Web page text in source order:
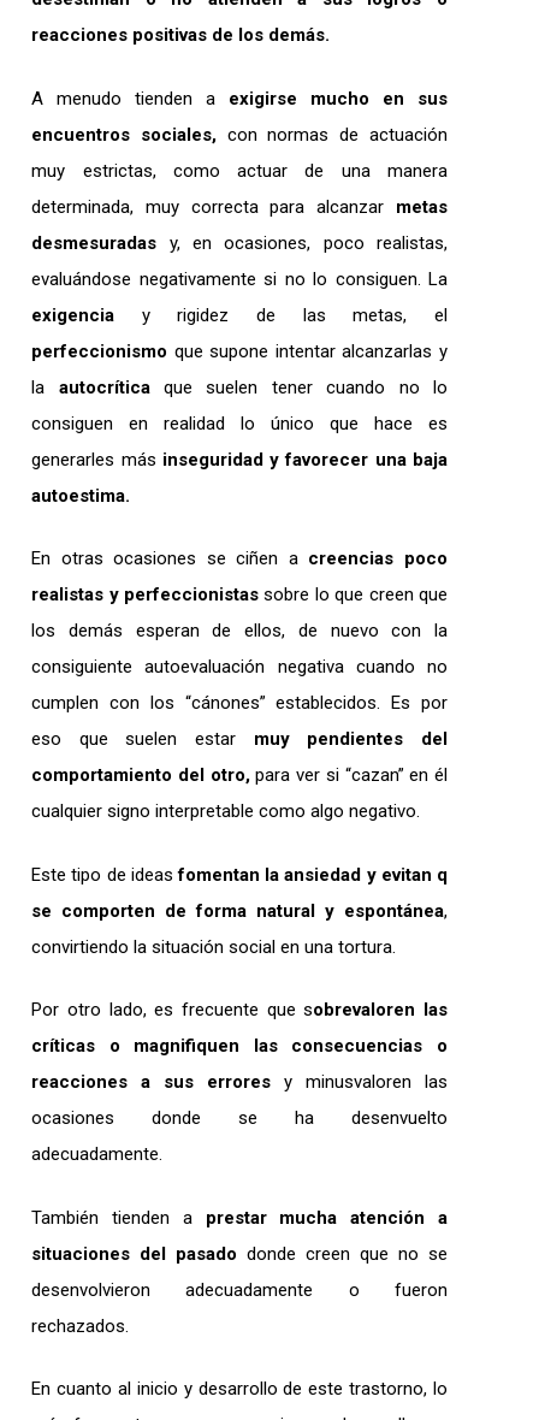
reacciones positivas de los demás.
A menudo tienden a exigirse mucho en sus
encuentros sociales,con normas de actuación
muy estrictas, como actuar de una manera
determinada, muy correcta para alcanzar metas
desmesuradas y, en ocasiones, poco realistas,
evaluándose negativamente si no lo consiguen. La
exigencia y rigidez de las metas, el
perfeccionismo que supone intentar alcanzarlas y
la autocríticaque suelen tener cuando no lo
consiguen en realidad lo único que hace es
generarles más inseguridad y favorecer una baja
autoestima.
En otras ocasiones se ciñen a creencias poco
realistas y perfeccionistas sobre lo que creen que
los demás esperan de ellos, de nuevo con la
consiguiente autoevaluación negativa cuando no
cumplen con los “cánones” establecidos. Es por
eso que suelen estar muy pendientes del
comportamiento del otro,para ver si “cazan” en él
cualquier signo interpretable como algo negativo.
Este tipo de ideasfomentan la ansiedad y evitan q
se comporten de forma natural y espontánea,
convirtiendo la situación social en una tortura.
Por otro lado, es frecuente que sobrevaloren las
críticas o magnifiquen las consecuencias o
reacciones a sus errores y minusvaloren las
ocasiones donde se ha desenvuelto
adecuadamente.
También tienden a prestar mucha atención a
situaciones del pasado donde creen que no se
desenvolvieron adecuadamente o fueron
rechazados.
En cuanto al inicio y desarrollo de este trastorno, lo